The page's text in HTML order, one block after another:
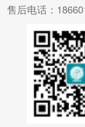
售后电话：